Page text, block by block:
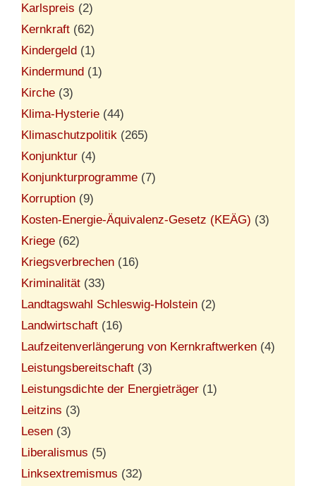
Karlspreis (2)
Kernkraft (62)
Kindergeld (1)
Kindermund (1)
Kirche (3)
Klima-Hysterie (44)
Klimaschutzpolitik (265)
Konjunktur (4)
Konjunkturprogramme (7)
Korruption (9)
Kosten-Energie-Äquivalenz-Gesetz (KEÄG) (3)
Kriege (62)
Kriegsverbrechen (16)
Kriminalität (33)
Landtagswahl Schleswig-Holstein (2)
Landwirtschaft (16)
Laufzeitenverlängerung von Kernkraftwerken (4)
Leistungsbereitschaft (3)
Leistungsdichte der Energieträger (1)
Leitzins (3)
Lesen (3)
Liberalismus (5)
Linksextremismus (32)